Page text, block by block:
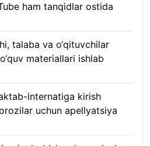
ham tanqidlar ostida
talaba va o‘qituvchilar
materiallari ishlab
internatiga kirish
uchun apellyatsiya